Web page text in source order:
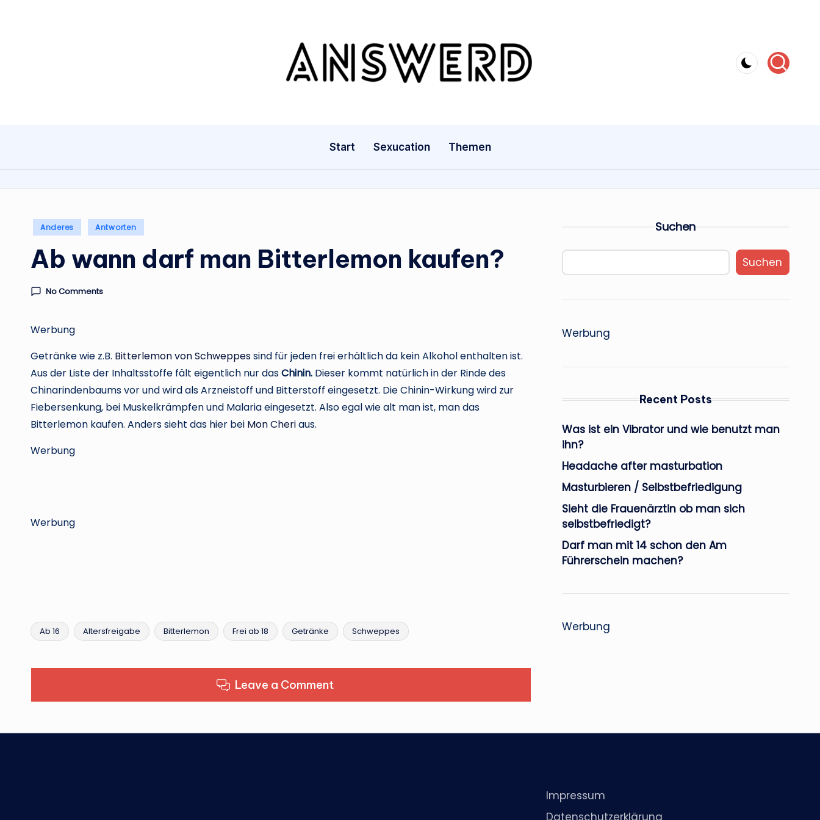
A
w
e
.
Start Sexucation Themen
Posted
Anderes Antworten
Ab wann darf man Bitterlemon kaufen?
No Comments
Werbung
Getränke wie z.B. Bitterlemon von Schweppessind für jeden frei erhältlich da kein Alkohol enthalten ist.
Aus der Liste der Inhaltsstoffe fält eigentlich nur dasChinin. Dieser kommt natürlich in der Rinde des
Chinarindenbaums vor und wird als Arzneistoff und Bitterstoff eingesetzt. Die Chinin-Wirkung wird zur
Fiebersenkung, bei Muskelkrämpfen und Malaria eingesetzt. Also egal wie alt man ist, man das
Bitterlemon kaufen. Anders sieht das hier bei Mon Cheriaus.
Werbung
Werbung
Tags:
Ab 16 Altersfreigabe Bitterlemon Frei ab 18 Getränke Schweppes
Leave a Comment
Suchen
Suchen
Werbung
Recent Posts
Was ist ein Vibrator und wie benutzt man
ihn?
Headache after masturbation
Masturbieren / Selbstbefriedigung
Sieht die Frauenärztin ob man sich
selbstbefriedigt?
Darf man mit 14 schon den Am
Führerschein machen?
Werbung
Impressum